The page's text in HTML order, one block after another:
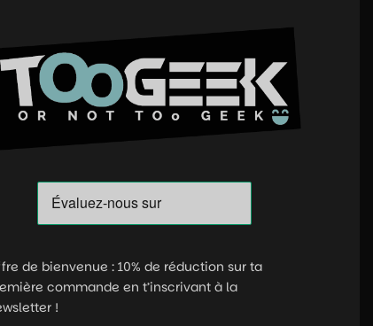
de bienvenue : 10% de réduction sur ta
commande en t’inscrivant à la
!